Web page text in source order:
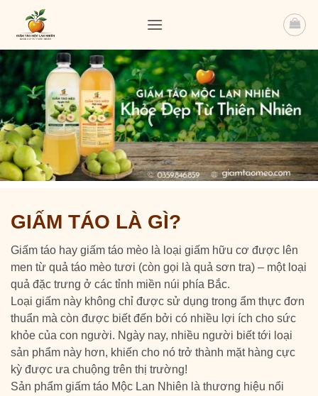
dung
GIẤM TÁO LÀ GÌ?
Giấm táo hay giấm táo mèo là loại giấm hữu cơ được lên
men từ quả táo mèo tươi (còn gọi là quả sơn tra) – một loại
quả đặc trưng ở các tỉnh miền núi phía Bắc.
Loại giấm này không chỉ được sử dụng trong ẩm thực đơn
thuẩn mà còn được biết đến bởi có nhiều lợi ích cho sức
khỏe của con người. Ngày nay, nhiều người biết tới loại
sản phẩm này hơn, khiến cho nó trở thành mặt hàng cực
kỳ được ưa chuộng trên thị trường!
Sản phẩm giấm táo Mộc Lan Nhiên là thương hiệu nổi